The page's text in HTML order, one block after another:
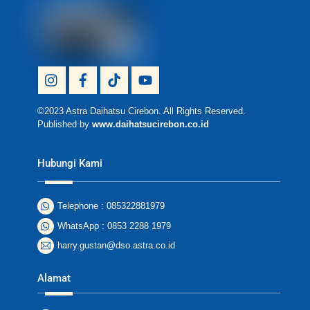
Icon
label
Icon
label
Icon
label
Icon
label
©2023 Astra Daihatsu Cirebon. All Rights Reserved.
Published by www.daihatsucirebon.co.id
Hubungi Kami
Telephone : 085322881979
WhatsApp : 0853 2288 1979
harry.gustan@dso.astra.co.id
Alamat